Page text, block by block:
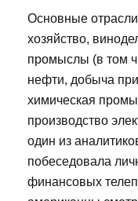
Основные отрасли
хозяйство,
промыслы (в том
нефти, добыча
химическая
производство
один из
побеседовала
финансовых